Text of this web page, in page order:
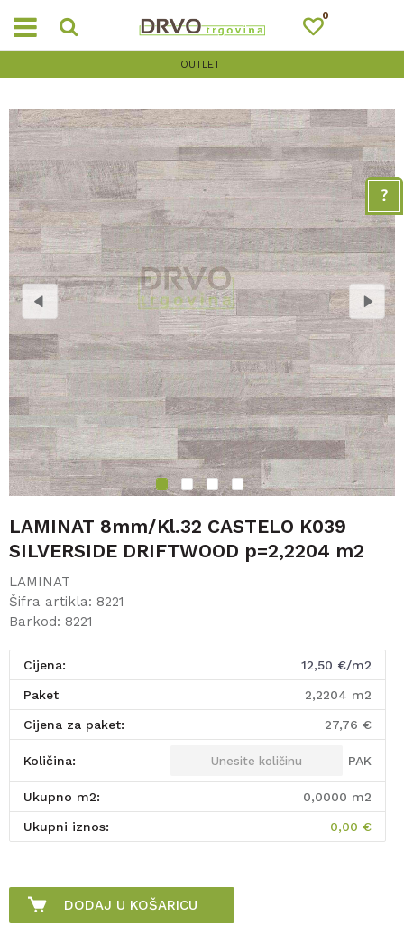
0
OUTLET
1 2 3 4
LAMINAT 8mm/Kl.32 CASTELO K039
SILVERSIDE DRIFTWOOD p=2,2204 m2
LAMINAT
Šifra artikla: 8221
Barkod: 8221
Cijena: 12,50 €/m2
paket 2,2204 m2
Cijena za paket: 27,76 €
Količina: PAK
Ukupno m2: 0,0000 m2
Ukupni iznos: 0,00 €
DODAJ U KOŠARICU